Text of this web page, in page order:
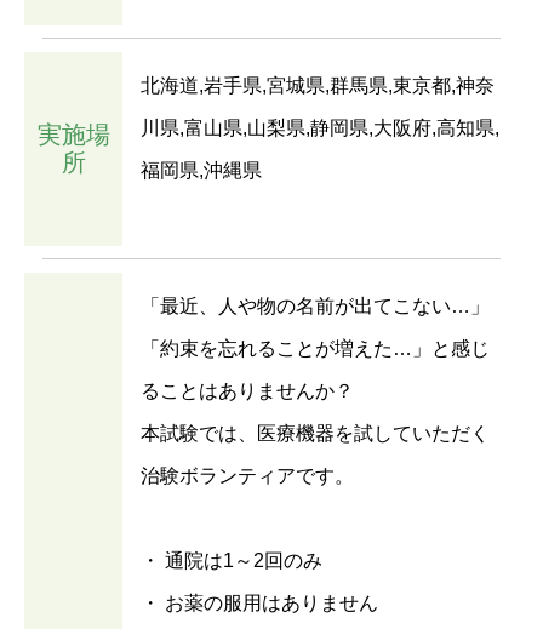
実施場
所
北海道,岩手県,宮城県,群馬県,東京都,神奈
川県,富山県,山梨県,静岡県,大阪府,高知県,
福岡県,沖縄県
「最近、人や物の名前が出てこない…」
「約束を忘れることが増えた…」と感じ
ることはありませんか？
本試験では、医療機器を試していただく
治験ボランティアです。
・ 通院は1～2回のみ
・ お薬の服用はありません